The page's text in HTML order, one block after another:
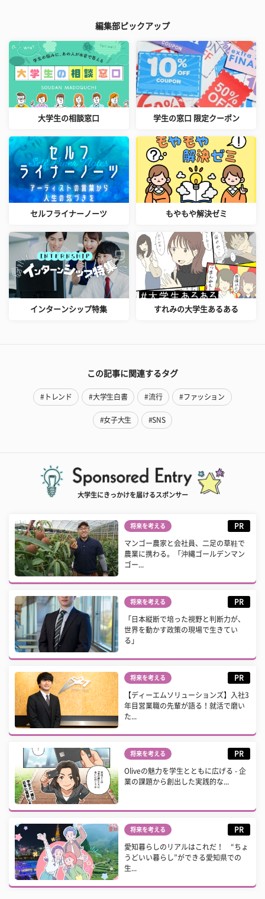
編集部ピックアップ
大学生の相談窓口 学生の窓口 限定クーポン
セルフライナーノーツ もやもや解決ゼミ
インターンシップ特集 すれみの大学生あるある
この記事に関連するタグ
#トレンド #大学生白書 #流行 #ファッション
#女子大生 #SNS
大学生にきっかけを届けるスポンサー
将来を考える PR
マンゴー農家と会社員、二足の草鞋で
農業に携わる。「沖縄ゴールデンマン
ゴー...
将来を考える PR
「日本縦断で培った視野と判断力が、
世界を動かす政策の現場で生きてい
る」
将来を考える PR
【ディーエムソリューションズ】入社3
年目営業職の先輩が語る！就活で磨い
た...
将来を考える PR
Oliveの魅力を学生とともに広げる - 企
業の課題から創出した実践的な...
将来を考える PR
愛知暮らしのリアルはこれだ！ “ちょ
うどいい暮らし”ができる愛知県での
生...